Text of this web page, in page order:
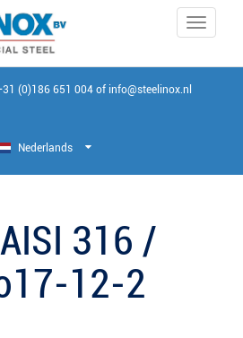
Toggle
(0)186 651 004 of info@steelinox.nl
Nederlands
316 /
12-2